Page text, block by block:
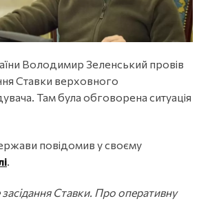
Володимир Зеленський провів
Ставки верховного
Там була обговорена ситуація
повідомив у своєму
засідання Ставки. Про оперативну